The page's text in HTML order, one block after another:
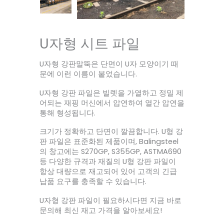
U자형 시트 파일
U자형 강판말뚝은 단면이 U자 모양이기 때
문에 이런 이름이 붙었습니다.
U자형 강판 파일은 빌렛을 가열하고 정밀 제
어되는 재핑 머신에서 압연하여 열간 압연을
통해 형성됩니다.
크기가 정확하고 단면이 깔끔합니다. U형 강
판 파일은 표준화된 제품이며, Balingsteel
의 창고에는 S270GP, S355GP, ASTMA690
등 다양한 규격과 재질의 U형 강판 파일이
항상 대량으로 재고되어 있어 고객의 긴급
납품 요구를 충족할 수 있습니다.
U자형 강판 파일이 필요하시다면 지금 바로
문의해 최신 재고 가격을 알아보세요!